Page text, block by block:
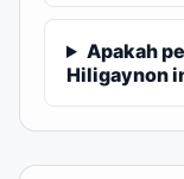
Apakah
Hiligaynon